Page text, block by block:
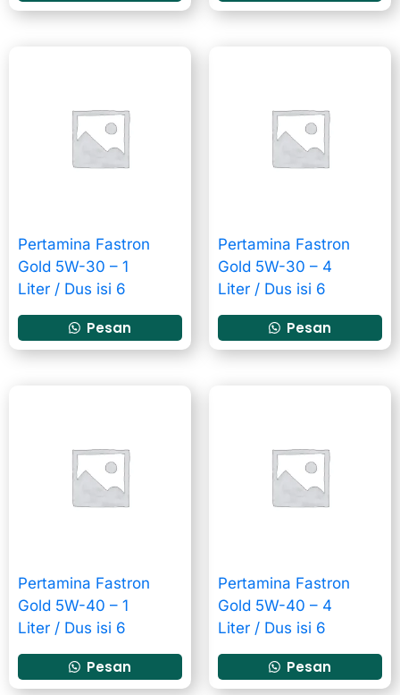
Pertamina Fastron
Gold 5W-30 – 1
Liter / Dus isi 6
Pesan
Pertamina Fastron
Gold 5W-30 – 4
Liter / Dus isi 6
Pesan
Pertamina Fastron
Gold 5W-40 – 1
Liter / Dus isi 6
Pesan
Pertamina Fastron
Gold 5W-40 – 4
Liter / Dus isi 6
Pesan